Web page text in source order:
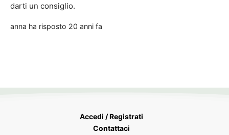
darti un consiglio.
anna ha risposto 20 anni fa
Accedi / Registrati
Contattaci